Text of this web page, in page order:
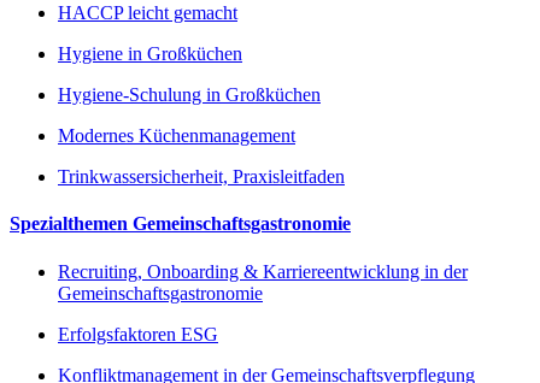
HACCP leicht gemacht
Hygiene in Großküchen
Hygiene-Schulung in Großküchen
Modernes Küchenmanagement
Trinkwassersicherheit, Praxisleitfaden
Spezialthemen Gemeinschaftsgastronomie
Recruiting, Onboarding & Karriereentwicklung in der
Gemeinschaftsgastronomie
Erfolgsfaktoren ESG
Konfliktmanagement in der Gemeinschaftsverpflegung